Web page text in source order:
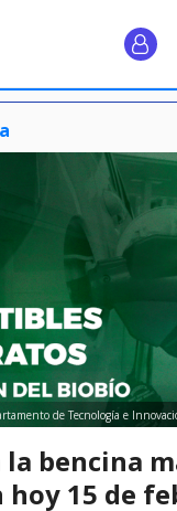
de Tecnología e
la bencina
hoy 15 de